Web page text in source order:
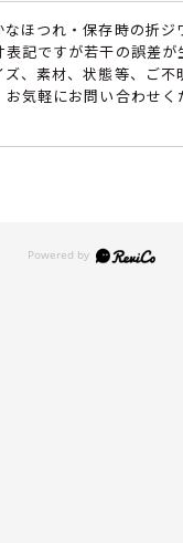
ほつれ・保存時の折ジ
表記ですが若干の誤差が
、素材、状態等、ご不
お気軽にお問い合わせく